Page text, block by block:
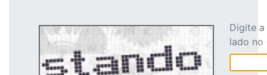
Digite
lado no